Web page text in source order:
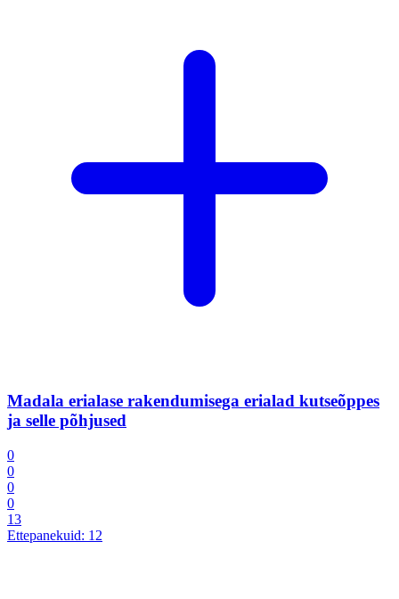
Madala erialase rakendumisega erialad kutseõppes
ja selle põhjused
0
0
0
0
13
Ettepanekuid: 12